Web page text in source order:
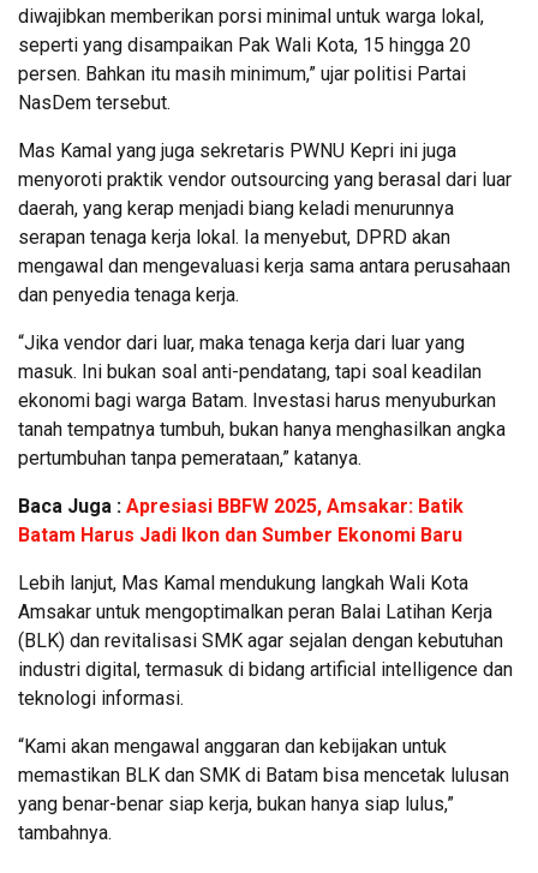
diwajibkan memberikan porsi minimal untuk warga lokal,
seperti yang disampaikan Pak Wali Kota, 15 hingga 20
persen. Bahkan itu masih minimum,” ujar politisi Partai
NasDem tersebut.
Mas Kamal yang juga sekretaris PWNU Kepri ini juga
menyoroti praktik vendor outsourcing yang berasal dari luar
daerah, yang kerap menjadi biang keladi menurunnya
serapan tenaga kerja lokal. Ia menyebut, DPRD akan
mengawal dan mengevaluasi kerja sama antara perusahaan
dan penyedia tenaga kerja.
“Jika vendor dari luar, maka tenaga kerja dari luar yang
masuk. Ini bukan soal anti-pendatang, tapi soal keadilan
ekonomi bagi warga Batam. Investasi harus menyuburkan
tanah tempatnya tumbuh, bukan hanya menghasilkan angka
pertumbuhan tanpa pemerataan,” katanya.
Baca Juga : Apresiasi BBFW 2025, Amsakar: Batik
Batam Harus Jadi Ikon dan Sumber Ekonomi Baru
Lebih lanjut, Mas Kamal mendukung langkah Wali Kota
Amsakar untuk mengoptimalkan peran Balai Latihan Kerja
(BLK) dan revitalisasi SMK agar sejalan dengan kebutuhan
industri digital, termasuk di bidang artificial intelligence dan
teknologi informasi.
“Kami akan mengawal anggaran dan kebijakan untuk
memastikan BLK dan SMK di Batam bisa mencetak lulusan
yang benar-benar siap kerja, bukan hanya siap lulus,”
tambahnya.